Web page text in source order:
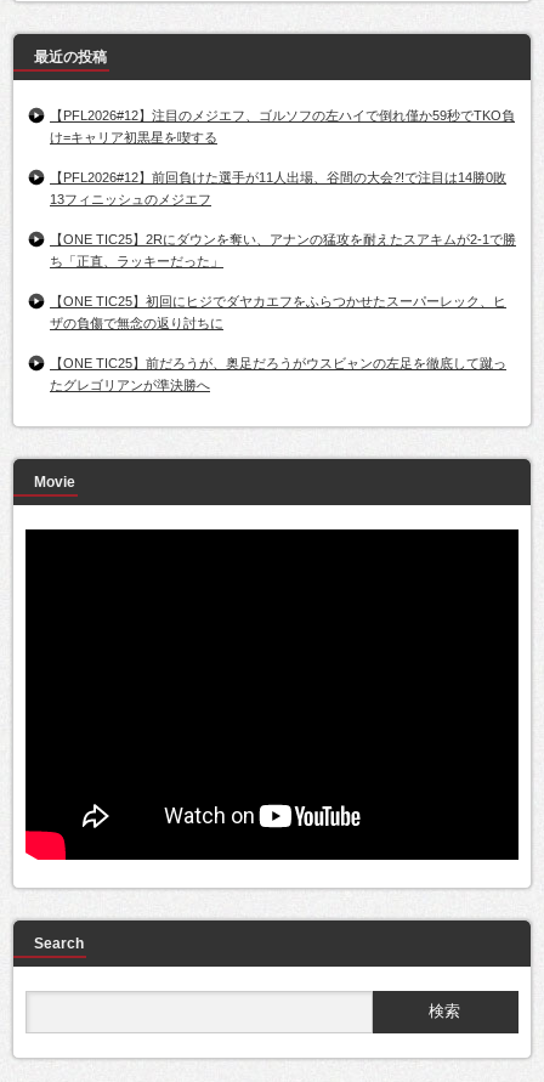
最近の投稿
【PFL2026#12】注目のメジエフ、ゴルソフの左ハイで倒れ僅か59秒でTKO負
け=キャリア初黒星を喫する
【PFL2026#12】前回負けた選手が11人出場、谷間の大会?!で注目は14勝0敗
13フィニッシュのメジエフ
【ONE TIC25】2Rにダウンを奪い、アナンの猛攻を耐えたスアキムが2-1で勝
ち「正直、ラッキーだった」
【ONE TIC25】初回にヒジでダヤカエフをふらつかせたスーパーレック、ヒ
ザの負傷で無念の返り討ちに
【ONE TIC25】前だろうが、奥足だろうがウスビャンの左足を徹底して蹴っ
たグレゴリアンが準決勝へ
Movie
Search